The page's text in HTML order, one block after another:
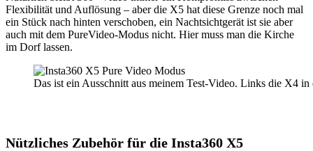
Flexibilität und Auflösung – aber die X5 hat diese Grenze noch mal
ein Stück nach hinten verschoben, ein Nachtsichtgerät ist sie aber
auch mit dem PureVideo-Modus nicht. Hier muss man die Kirche
im Dorf lassen.
Das ist ein Ausschnitt aus meinem Test-Video. Links die X4
Nützliches Zubehör für die Insta360 X5